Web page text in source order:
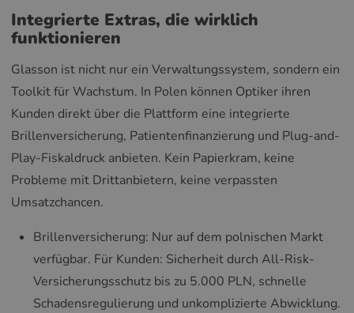
Integrierte Extras, die wirklich
funktionieren
Glasson ist nicht nur ein Verwaltungssystem, sondern ein
Toolkit für Wachstum. In Polen können Optiker ihren
Kunden direkt über die Plattform eine integrierte
Brillenversicherung, Patientenfinanzierung und Plug-and-
Play-Fiskaldruck anbieten. Kein Papierkram, keine
Probleme mit Drittanbietern, keine verpassten
Umsatzchancen.
Brillenversicherung: Nur auf dem polnischen Markt
verfügbar. Für Kunden: Sicherheit durch All-Risk-
Versicherungsschutz bis zu 5.000 PLN, schnelle
Schadensregulierung und unkomplizierte Abwicklung.